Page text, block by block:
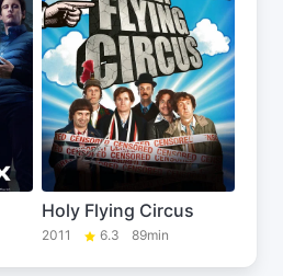
Holy Flying Circus
2011 6.3 89min